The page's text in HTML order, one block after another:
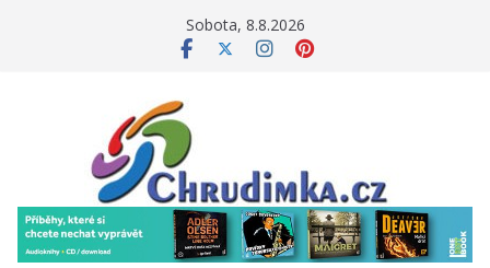
Sobota, 8.8.2026